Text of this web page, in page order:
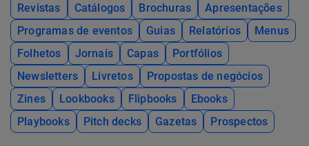
Revistas Catálogos Brochuras
Apresentações
Programas de eventos
Guias Relatórios
Menus
Folhetos
Jornais Capas
Portfólios
Newsletters
Livretos
Propostas de negócios
Zines
Lookbooks Flipbooks
Ebooks
Playbooks
Pitch decks Gazetas Prospectos